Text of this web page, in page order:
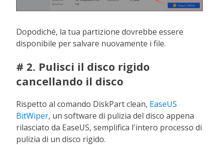
Dopodiché, la tua partizione dovrebbe essere
disponibile per salvare nuovamente i file.
# 2. Pulisci il disco rigido
cancellando il disco
Rispetto al comando DiskPart clean, EaseUS
BitWiper, un software di pulizia del disco appena
rilasciato da EaseUS, semplifica l'intero processo di
pulizia di un disco rigido.